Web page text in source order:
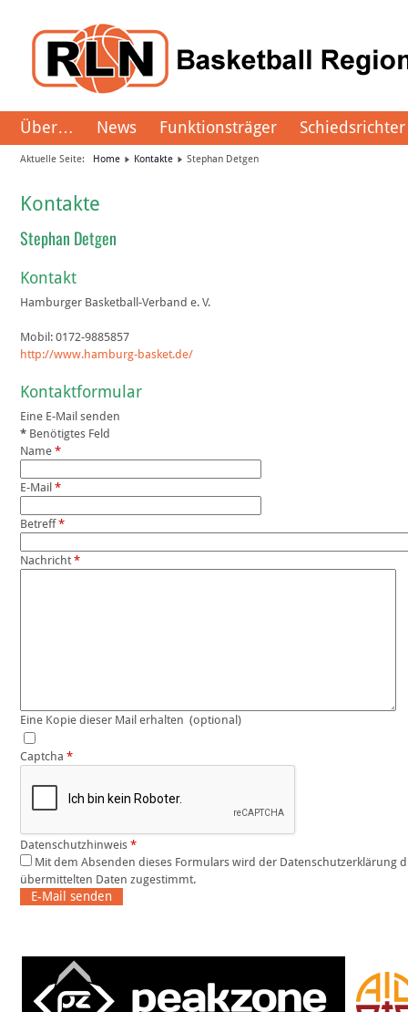
Über… News Funktionsträger Schiedsrichter
Aktuelle Seite: Home Kontakte Stephan Detgen
Kontakte
Stephan Detgen
Kontakt
Hamburger Basketball-Verband e. V.
Mobil: 0172-9885857
http://www.hamburg-basket.de/
Kontaktformular
Eine E-Mail senden
* Benötigtes Feld
Name *
E-Mail *
Betreff*
Nachricht *
Eine Kopie dieser Mail erhalten (optional)
Captcha *
Datenschutzhinweis *
übermittelten Daten zugestimmt.
E-Mail senden